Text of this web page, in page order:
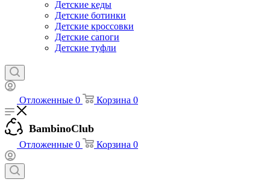
Детские кеды
Детские ботинки
Детские кроссовки
Детские сапоги
Детские туфли
Отложенные 0 Корзина 0
BambinoClub
Отложенные 0 Корзина 0